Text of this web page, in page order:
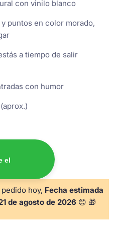
para invitados
con vinilo blanco
puntos en color morado,
a tiempo de salir
con humor
el
hoy, Fecha estimada
de agosto de 2026 😊 🎁